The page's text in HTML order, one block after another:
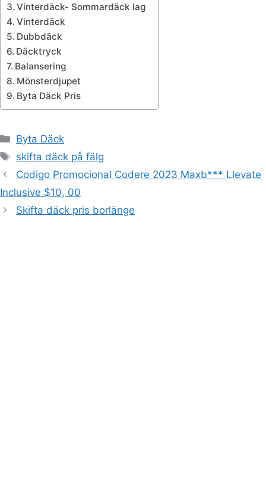
Vinterdäck- Sommardäck lag
Vinterdäck
Dubbdäck
Däcktryck
Balansering
Mönsterdjupet
Byta Däck Pris
Kategorier
Byta Däck
Etiketter
skifta däck på fälg
Codigo Promocional Codere 2023 Maxb*** Llevate
Inclusive $10, 00
Skifta däck pris borlänge